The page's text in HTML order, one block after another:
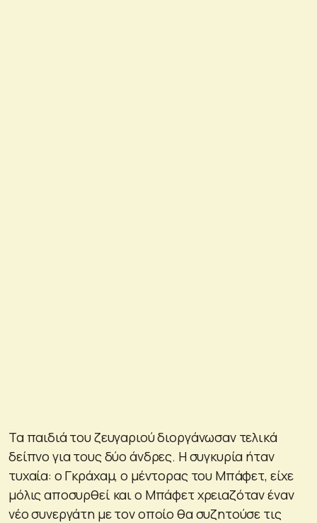
Τα παιδιά του ζευγαριού διοργάνωσαν τελικά
δείπνο για τους δύο άνδρες. Η συγκυρία ήταν
τυχαία: ο Γκράχαμ, ο μέντορας του Μπάφετ, είχε
μόλις αποσυρθεί και ο Μπάφετ χρειαζόταν έναν
νέο συνεργάτη με τον οποίο θα συζητούσε τις